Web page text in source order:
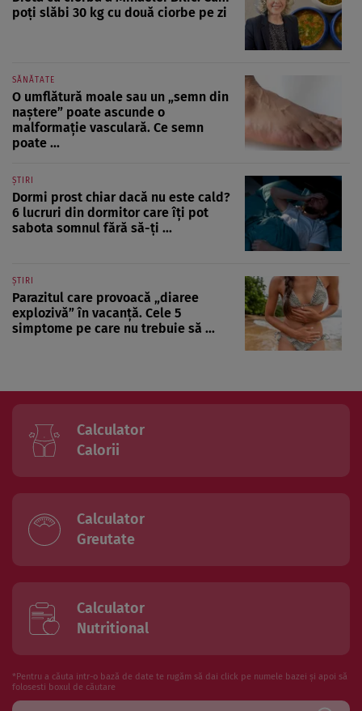
poți slăbi 30 kg cu două ciorbe pe zi
SĂNĂTATE
O umflătură moale sau un „semn din
naștere” poate ascunde o
malformație vasculară. Ce semn
poate ...
ȘTIRI
Dormi prost chiar dacă nu este cald?
6 lucruri din dormitor care îți pot
sabota somnul fără să-ți ...
ȘTIRI
Parazitul care provoacă „diaree
explozivă” în vacanță. Cele 5
simptome pe care nu trebuie să ...
Calculator
Calorii
Calculator
Greutate
Calculator
Nutritional
*Pentru a căuta intr-o bază de date te rugăm să dai click pe numele bazei și apoi să
folosesti boxul de căutare